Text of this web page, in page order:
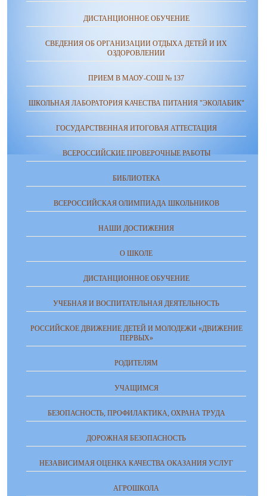
ДИСТАНЦИОННОЕ ОБУЧЕНИЕ
СВЕДЕНИЯ ОБ ОРГАНИЗАЦИИ ОТДЫХА ДЕТЕЙ И ИХ
ОЗДОРОВЛЕНИИ
ПРИЕМ В МАОУ-СОШ № 137
ШКОЛЬНАЯ ЛАБОРАТОРИЯ КАЧЕСТВА ПИТАНИЯ "ЭКОЛАБИК"
ГОСУДАРСТВЕННАЯ ИТОГОВАЯ АТТЕСТАЦИЯ
ВСЕРОССИЙСКИЕ ПРОВЕРОЧНЫЕ РАБОТЫ
БИБЛИОТЕКА
ВСЕРОССИЙСКАЯ ОЛИМПИАДА ШКОЛЬНИКОВ
НАШИ ДОСТИЖЕНИЯ
О ШКОЛЕ
ДИСТАНЦИОННОЕ ОБУЧЕНИЕ
УЧЕБНАЯ И ВОСПИТАТЕЛЬНАЯ ДЕЯТЕЛЬНОСТЬ
РОССИЙСКОЕ ДВИЖЕНИЕ ДЕТЕЙ И МОЛОДЕЖИ «ДВИЖЕНИЕ
ПЕРВЫХ»
РОДИТЕЛЯМ
УЧАЩИМСЯ
БЕЗОПАСНОСТЬ, ПРОФИЛАКТИКА, ОХРАНА ТРУДА
ДОРОЖНАЯ БЕЗОПАСНОСТЬ
НЕЗАВИСИМАЯ ОЦЕНКА КАЧЕСТВА ОКАЗАНИЯ УСЛУГ
АГРОШКОЛА